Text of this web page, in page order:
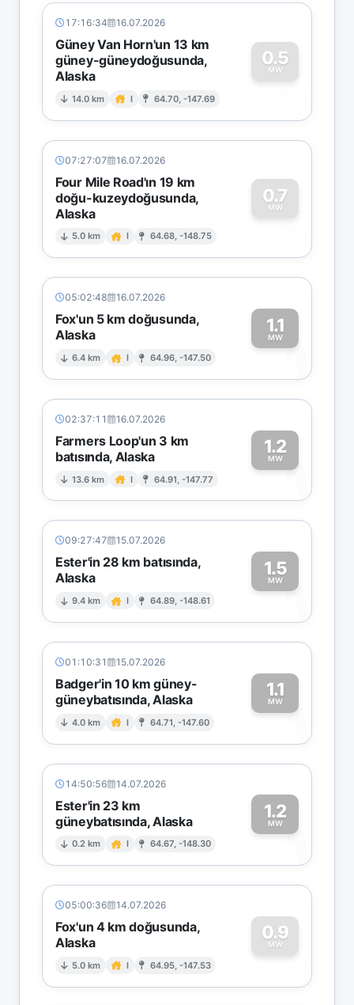
17:16:34 16.07.2026
Güney Van Horn'un 13 km
güney-güneydoğusunda,
Alaska
14.0 km I 64.70, -147.69
0.5
MW
0
07:27:07 16.07.2026
Four Mile Road'ın 19 km
doğu-kuzeydoğusunda,
Alaska
5.0 km I 64.68, -148.75
0.7
MW
0
05:02:48 16.07.2026
Fox'un 5 km doğusunda,
Alaska
6.4 km I 64.96, -147.50
1.1
MW1
02:37:11 16.07.2026
Farmers Loop'un 3 km
batısında, Alaska
13.6 km I 64.91, -147.77
1.2
MW1
09:27:47 15.07.2026
Ester'in 28 km batısında,
Alaska
9.4 km I 64.89, -148.61
1.5
MW1
01:10:31 15.07.2026
Badger'in 10 km güney-
güneybatısında, Alaska
4.0 km I 64.71, -147.60
1.1
MW1
14:50:56 14.07.2026
Ester'in 23 km
güneybatısında, Alaska
0.2 km I 64.67, -148.30
1.2
MW1
05:00:36 14.07.2026
Fox'un 4 km doğusunda,
Alaska
5.0 km I 64.95, -147.53
0.9
MW
0